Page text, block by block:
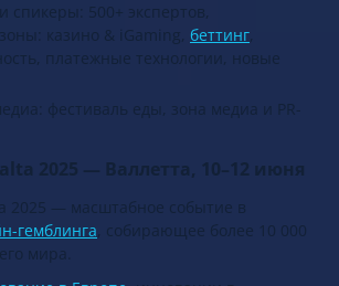
спикеры: 500+ экспертов,
казино & iGaming, беттинг,
платежные технологии, новые
фестиваль еды, зона медиа и PR-
2025 — Валлетта, 10–12 июня
2025 — масштабное событие в
гемблинга, собирающее более 10 000
мира.